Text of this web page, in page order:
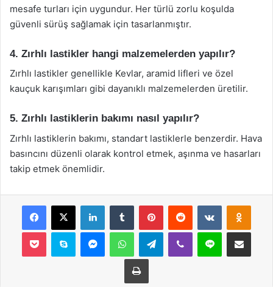
mesafe turları için uygundur. Her türlü zorlu koşulda
güvenli sürüş sağlamak için tasarlanmıştır.
4. Zırhlı lastikler hangi malzemelerden yapılır?
Zırhlı lastikler genellikle Kevlar, aramid lifleri ve özel
kauçuk karışımları gibi dayanıklı malzemelerden üretilir.
5. Zırhlı lastiklerin bakımı nasıl yapılır?
Zırhlı lastiklerin bakımı, standart lastiklerle benzerdir. Hava
basıncını düzenli olarak kontrol etmek, aşınma ve hasarları
takip etmek önemlidir.
Facebook
X LinkedInTumblr PinterestReddit VKontakte
Pocket Skype MessengerWhatsAppTelegramViber Line E-Posta ile
Yazdır